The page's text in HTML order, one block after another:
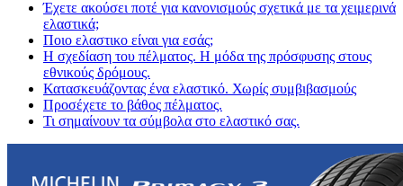
Έχετε ακούσει ποτέ για κανονισμούς σχετικά με τα χειμερινά
ελαστικά;
Ποιο ελαστικο είναι για εσάς;
Η σχεδίαση του πέλματος. Η μόδα της πρόσφυσης στους
εθνικούς δρόμους.
Κατασκευάζοντας ένα ελαστικό. Χωρίς συμβιβασμούς
Προσέχετε το βάθος πέλματος.
Τι σημαίνουν τα σύμβολα στο ελαστικό σας.